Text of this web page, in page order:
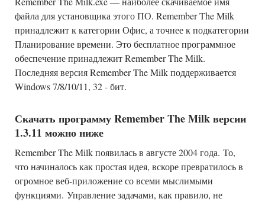
файла для установщика этого ПО. Remember The Milk
принадлежит к категории Офис, а точнее к подкатегории
Планирование времени. Это бесплатное программное
обеспечение принадлежит Remember The Milk.
Последняя версия Remember The Milk поддерживается
Windows 7/8/10/11, 32 - бит.
Скачать программу Remember The Milk версии
1.3.11 можно ниже
Remember The Milk появилась в августе 2004 года. То,
что начиналось как простая идея, вскоре превратилось в
огромное веб-приложение со всеми мыслимыми
функциями. Управление задачами, как правило, не